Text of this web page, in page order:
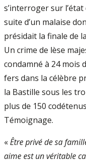
s’interroger sur
suite d’un malaise
présidait la finale de
Un crime de lèse
condamné à 24 mois
fers dans la célèbre
la Bastille sous les
plus de 150
Témoignage.
«Être privé de sa
aime est un véritable